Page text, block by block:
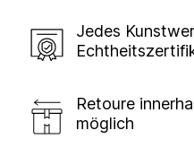
Jedes
Retoure
möglich